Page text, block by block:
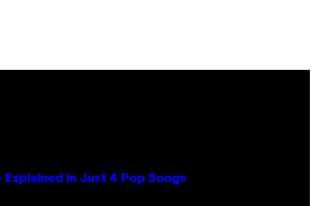
in Just 4 Pop Songs